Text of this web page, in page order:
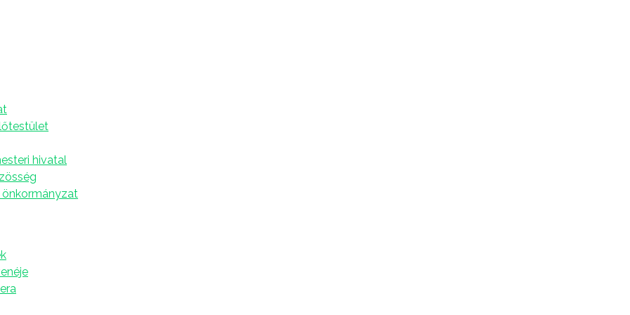
hivatal
önkormányzat
Napja
összetartozás napjává nyilvánította az első
napját, június 4-ét. Az erről szóló, 2010. évi
alá vetett magyarság minden tagja és
melynek államhatárok feletti összetartozása
közösségi önazonosságának meghatározó eleme”.